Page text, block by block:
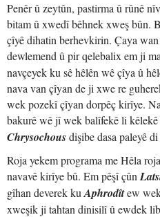
Penêr û zeytûn, pastirma û rûnê
bitam û xwedî bêhnek xweş bûn.
çîyê dihatin berhevkirin. Çaya
dewlemend û pir qelebalix em ji
navçeyek ku sê hêlên wê çîya û
nava van çîyan de ji xwe re
wek pozekî çîyan dorpêç kirîye.
bakurê wê jî wek balîfekê li
Chrysochousdişibe dasa paleyê
Roja yekem programa me Hêla
navavê kirîye bû. Em pêşî çûn
gîhan deverek ku Aphrodîtew
xweşik ji tahtan dinisilî û ewdek